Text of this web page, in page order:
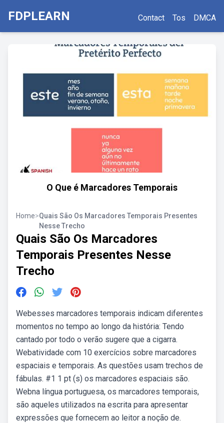
FDPLEARN Contact Tos DMCA
O Que é Marcadores Temporais
Home>Quais São Os Marcadores Temporais Presentes
Nesse Trecho
Quais São Os Marcadores
Temporais Presentes Nesse
Trecho
Webesses marcadores temporais indicam diferentes
momentos no tempo ao longo da história: Tendo
cantado por todo o verão sugere que a cigarra.
Webatividade com 10 exercícios sobre marcadores
espaciais e temporais. As questões usam trechos de
fábulas. #1 1 pt (s) os marcadores espaciais são.
Webna língua portuguesa, os marcadores temporais,
são aqueles utilizados na escrita para apresentar
expressões que fornecem ao leitor a noção de.